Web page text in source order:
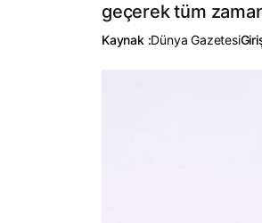
geçerek tüm
Kaynak :Dünya Gazetesi